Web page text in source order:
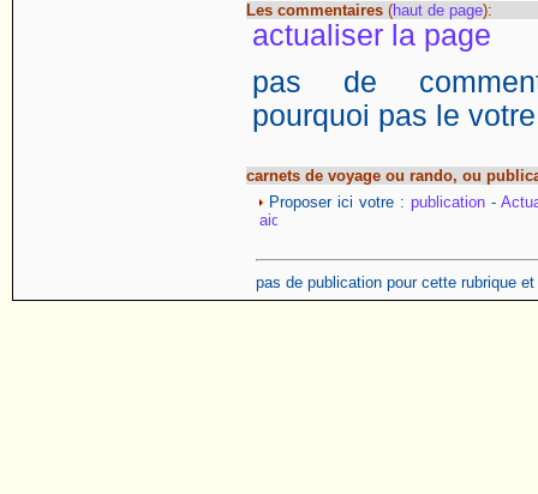
Les commentaires (haut de page):
actualiser la page
pas de
pourquoi pas le
carnets de voyage ou rando, ou
Proposer ici votre :publication -
pas de publication pour cette rubrique